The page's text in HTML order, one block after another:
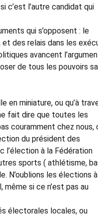
c’est l’autre candidat qui
qui s’opposent : le
et des relais dans les
avancent
de tous les pouvoirs
miniature, ou qu’à
fait dire que toutes les
couramment chez nous,
du président des
l’élection à la Fédération
sports ( athlétisme,
N’oublions les élections
si ce n’est pas au
électorales locales, ou